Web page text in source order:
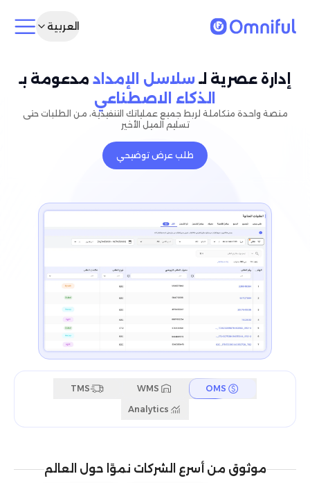
العربية
إدارة عصرية لـ سلاسل الإمداد مدعومة بـ
الذكاء الاصطناعي
منصة واحدة متكاملة لربط جميع عملياتك التنفيذية، من الطلبات حتى
تسليم الميل الأخير
طلب عرض توضيحي
OMS
WMS
TMS
Analytics
موثوق من أسرع الشركات نموًا حول العالم